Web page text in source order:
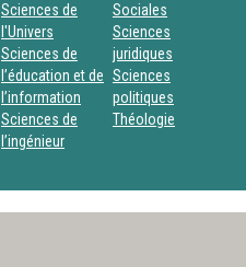
Sciences de
l'Univers
Sciences de
l’éducation et de
l’information
Sciences de
l’ingénieur
Sociales
Sciences
juridiques
Sciences
politiques
Théologie